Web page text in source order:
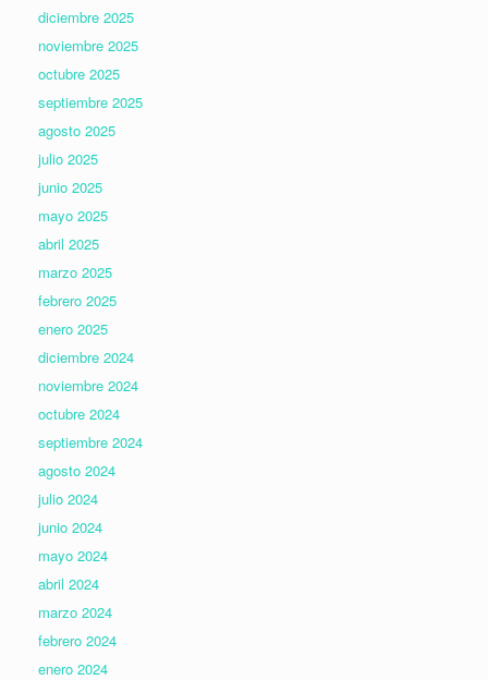
diciembre 2025
noviembre 2025
octubre 2025
septiembre 2025
agosto 2025
julio 2025
junio 2025
mayo 2025
abril 2025
marzo 2025
febrero 2025
enero 2025
diciembre 2024
noviembre 2024
octubre 2024
septiembre 2024
agosto 2024
julio 2024
junio 2024
mayo 2024
abril 2024
marzo 2024
febrero 2024
enero 2024